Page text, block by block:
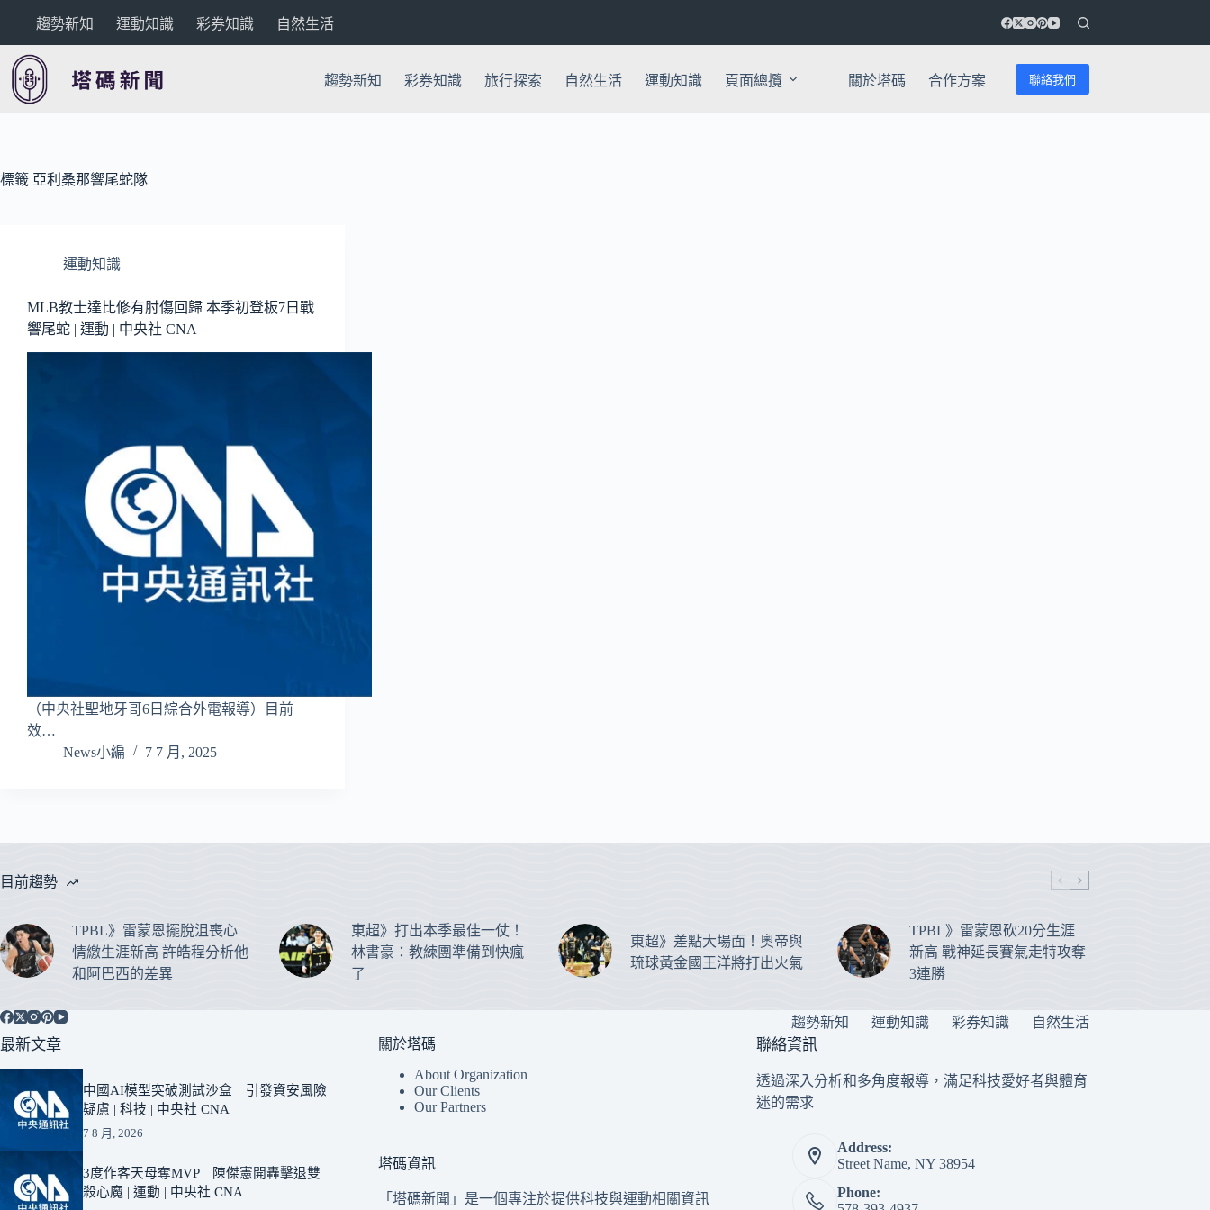
要
內
趨勢新知 運動知識 彩券知識 自然生活
趨勢新知 彩券知識 旅行探索 自然生活 運動知識 頁面總攬 關於塔碼 合作方案 聯絡我們
標籤 亞利桑那響尾蛇隊
運動知識
MLB教士達比修有肘傷回歸 本季初登板7日戰
響尾蛇 | 運動 | 中央社 CNA
（中央社聖地牙哥6日綜合外電報導）目前
效…
News小編
7 7 月, 2025
目前趨勢
TPBL》雷蒙恩擺脫沮喪心
情繳生涯新高 許皓程分析他
和阿巴西的差異
東超》打出本季最佳一仗！
林書豪：教練團準備到快瘋
了
東超》差點大場面！奧帝與
琉球黃金國王洋將打出火氣
TPBL》雷蒙恩砍20分生涯
新高 戰神延長賽氣走特攻奪
3連勝
趨勢新知 運動知識 彩券知識 自然生活
最新文章
中國AI模型突破測試沙盒 引發資安風險
疑慮 | 科技 | 中央社 CNA
7 8 月, 2026
3度作客天母奪MVP 陳傑憲開轟擊退雙
殺心魔 | 運動 | 中央社 CNA
關於塔碼
About Organization
Our Clients
Our Partners
塔碼資訊
「塔碼新聞」是一個專注於提供科技與運動相關資訊
聯絡資訊
透過深入分析和多角度報導，滿足科技愛好者與體育
迷的需求
Address:
Street Name, NY 38954
Phone: